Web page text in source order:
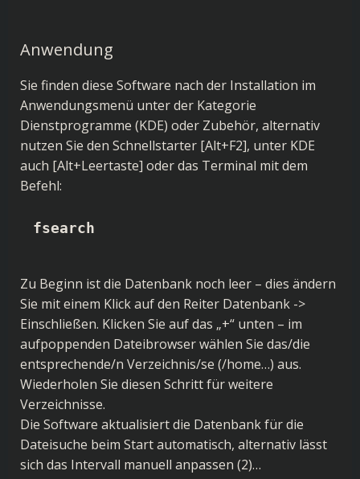
Anwendung
Sie finden diese Software nach der Installation im
Anwendungsmenü unter der Kategorie
Dienstprogramme (KDE) oder Zubehör, alternativ
nutzen Sie den Schnellstarter [Alt+F2], unter KDE
auch [Alt+Leertaste] oder das Terminal mit dem
Befehl:
fsearch
Zu Beginn ist die Datenbank noch leer – dies ändern
Sie mit einem Klick auf den Reiter Datenbank ->
Einschließen. Klicken Sie auf das „+“ unten – im
aufpoppenden Dateibrowser wählen Sie das/die
entsprechende/n Verzeichnis/se (/home…) aus.
Wiederholen Sie diesen Schritt für weitere
Verzeichnisse.
Die Software aktualisiert die Datenbank für die
Dateisuche beim Start automatisch, alternativ lässt
sich das Intervall manuell anpassen (2)…